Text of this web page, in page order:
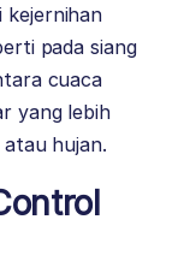
kejernihan
pada siang
cuaca
yang lebih
hujan.